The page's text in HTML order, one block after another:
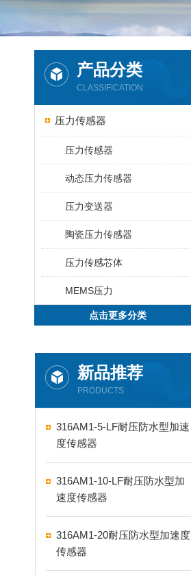
产品分类
CLASSIFICATION
压力传感器
压力传感器
动态压力传感器
压力变送器
陶瓷压力传感器
压力传感芯体
MEMS压力
点击更多分类
新品推荐
PRODUCTS
316AM1-5-LF耐压防水型加速
度传感器
316AM1-10-LF耐压防水型加
速度传感器
316AM1-20耐压防水型加速度
传感器